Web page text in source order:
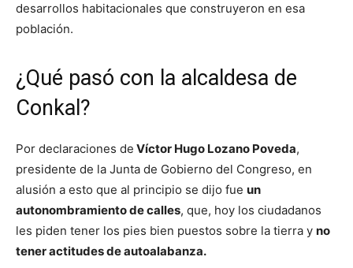
desarrollos habitacionales que construyeron en esa
población.
¿Qué pasó con la alcaldesa de
Conkal?
Por declaraciones de Víctor Hugo Lozano Poveda,
presidente de la Junta de Gobierno del Congreso, en
alusión a esto que al principio se dijo fue un
autonombramiento de calles, que, hoy los ciudadanos
les piden tener los pies bien puestos sobre la tierra y no
tener actitudes de autoalabanza.